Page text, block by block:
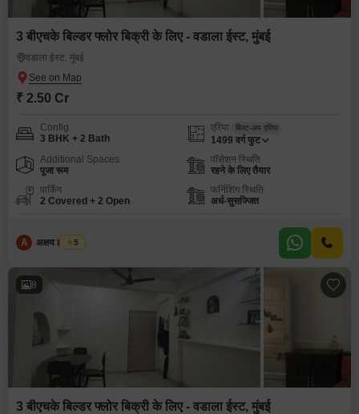
3 बीएचके बिल्डर फ्लोर बिक्री के लिए - वडाला ईस्ट, मुंबई
वडाला ईस्ट, मुंबई
₹ 2.50 Cr
Config
3 BHK + 2 Bath
एरिया बिल्ट-अप एरिया
1499 वर्ग फुट
Additional Spaces
पूजा रूम
पॉसेशन स्थिति
रहने के लिए तैयार
पार्किंग
2 Covered + 2 Open
फर्निशिंग स्थिति
अर्ध-सुसज्जित
A अक्षय ह पाटील
5
8
3 बीएचके बिल्डर फ्लोर बिक्री के लिए - वडाला ईस्ट, मुंबई